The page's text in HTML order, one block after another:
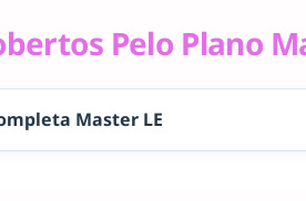
Pelo Plano
Master LE